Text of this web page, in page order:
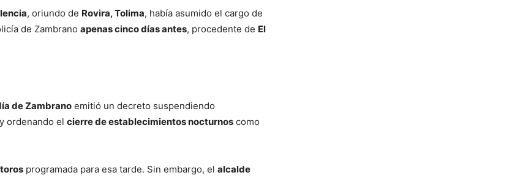
, oriundo de Rovira, Tolima, había asumido el cargo de
de Zambrano apenas cinco días antes, procedente de El
de Zambrano emitió un decreto suspendiendo
y ordenando el cierre de establecimientos nocturnos como
programada para esa tarde. Sin embargo, el alcalde